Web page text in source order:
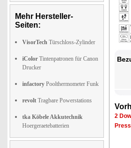
Mehr Hersteller-
Seiten:
VisorTech Türschloss-Zylinder
iColor Tintenpatronen für Canon
Drucker
infactory Poolthermometer Funk
revolt Tragbare Powerstations
tka Köbele Akkutechnik
Hoergeraetebatterien
2